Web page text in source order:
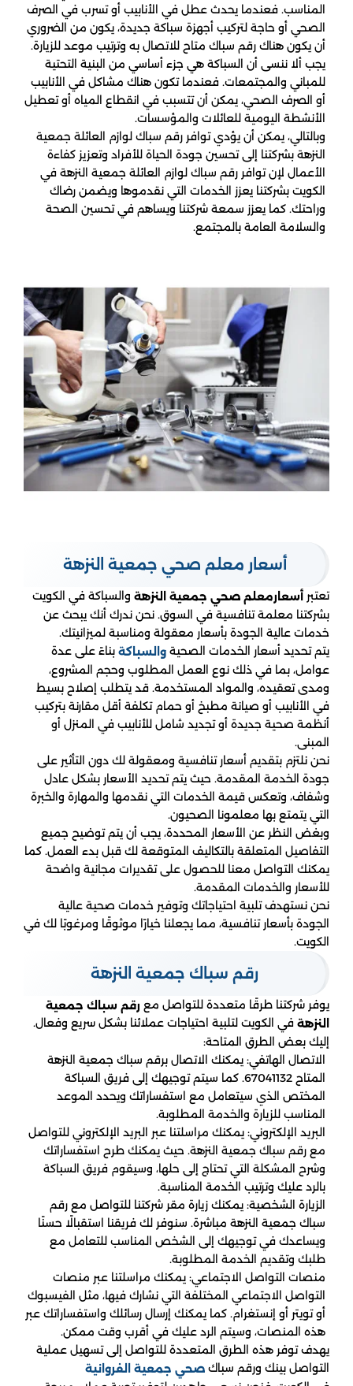
المناسب. فعندما يحدث عطل في الأنابيب أو تسرب في الصرف
الصحي أو حاجة لتركيب أجهزة سباكة جديدة، يكون من الضروري
أن يكون هناك رقم سباك متاح للاتصال به وترتيب موعد للزيارة.
يجب ألا ننسى أن السباكة هي جزء أساسي من البنية التحتية
للمباني والمجتمعات. فعندما تكون هناك مشاكل في الأنابيب
أو الصرف الصحي، يمكن أن تتسبب في انقطاع المياه أو تعطيل
الأنشطة اليومية للعائلات والمؤسسات.
وبالتالي، يمكن أن يؤدي توافر رقم سباك لوازم العائلة جمعية
النزهة بشركتنا إلى تحسين جودة الحياة للأفراد وتعزيز كفاءة
الأعمال لإن توافر رقم سباك لوازم العائلة جمعية النزهة في
الكويت بشركتنا يعزز الخدمات التي نقدموها ويضمن رضاك
وراحتك. كما يعزز سمعة شركتنا ويساهم في تحسين الصحة
والسلامة العامة بالمجتمع.
أسعار معلم صحي جمعية النزهة
تعتبر أسعارمعلم صحي جمعية النزهة والسباكة في الكويت
بشركتنا معلمة تنافسية في السوق. نحن ندرك أنك يبحث عن
خدمات عالية الجودة بأسعار معقولة ومناسبة لميزانيتك.
يتم تحديد أسعار الخدمات الصحية والسباكة بناءً على عدة
عوامل، بما في ذلك نوع العمل المطلوب وحجم المشروع،
ومدى تعقيده، والمواد المستخدمة. قد يتطلب إصلاح بسيط
في الأنابيب أو صيانة مطبخ أو حمام تكلفة أقل مقارنة بتركيب
أنظمة صحية جديدة أو تجديد شامل للأنابيب في المنزل أو
المبنى.
نحن نلتزم بتقديم أسعار تنافسية ومعقولة لك دون التأثير على
جودة الخدمة المقدمة. حيث يتم تحديد الأسعار بشكل عادل
وشفاف، وتعكس قيمة الخدمات التي نقدمها والمهارة والخبرة
التي يتمتع بها معلمونا الصحيون.
وبغض النظر عن الأسعار المحددة، يجب أن يتم توضيح جميع
التفاصيل المتعلقة بالتكاليف المتوقعة لك قبل بدء العمل. كما
يمكنك التواصل معنا للحصول على تقديرات مجانية واضحة
للأسعار والخدمات المقدمة.
نحن نستهدف تلبية احتياجاتك وتوفير خدمات صحية عالية
الجودة بأسعار تنافسية، مما يجعلنا خيارًا موثوقًا ومرغوبًا لك في
الكويت.
رقم سباك جمعية النزهة
يوفر شركتنا طرقًا متعددة للتواصل مع رقم سباك جمعية
النزهة في الكويت لتلبية احتياجات عملائنا بشكل سريع وفعال.
إليك بعض الطرق المتاحة:
الاتصال الهاتفي: يمكنك الاتصال برقم سباك جمعية النزهة
المتاح 67041132. كما سيتم توجيهك إلى فريق السباكة
المختص الذي سيتعامل مع استفساراتك ويحدد الموعد
المناسب للزيارة والخدمة المطلوبة.
البريد الإلكتروني: يمكنك مراسلتنا عبر البريد الإلكتروني للتواصل
مع رقم سباك جمعية النزهة. حيث يمكنك طرح استفساراتك
وشرح المشكلة التي تحتاج إلى حلها، وسيقوم فريق السباكة
بالرد عليك وترتيب الخدمة المناسبة.
الزيارة الشخصية: يمكنك زيارة مقر شركتنا للتواصل مع رقم
سباك جمعية النزهة مباشرة. سنوفر لك فريقنا استقبالًا حسنًا
ويساعدك في توجيهك إلى الشخص المناسب للتعامل مع
طلبك وتقديم الخدمة المطلوبة.
منصات التواصل الاجتماعي: يمكنك مراسلتنا عبر منصات
التواصل الاجتماعي المختلفة التي نشارك فيها، مثل الفيسبوك
أو تويتر أو إنستغرام. كما يمكنك إرسال رسائلك واستفساراتك عبر
هذه المنصات، وسيتم الرد عليك في أقرب وقت ممكن.
يهدف توفر هذه الطرق المتعددة للتواصل إلى تسهيل عملية
التواصل بينك ورقم سباك صحي جمعية الفروانية